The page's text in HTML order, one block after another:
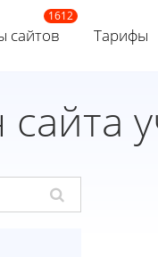
сайтов Тарифы